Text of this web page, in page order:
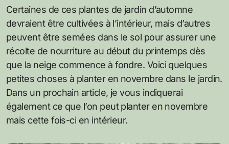
Certaines de ces plantes de jardin d’automne
devraient être cultivées à l’intérieur, mais d’autres
peuvent être semées dans le sol pour assurer une
récolte de nourriture au début du printemps dès
que la neige commence à fondre. Voici quelques
petites choses à planter en novembre dans le jardin.
Dans un prochain article, je vous indiquerai
également ce que l’on peut planter en novembre
mais cette fois-ci en intérieur.